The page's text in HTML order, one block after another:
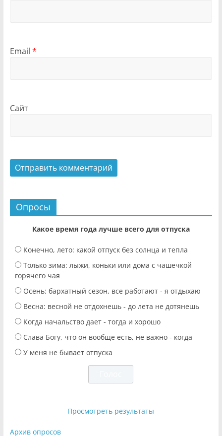
Email *
Сайт
Опросы
Какое время года лучше всего для отпуска
Конечно, лето: какой отпуск без солнца и тепла
Только зима: лыжи, коньки или дома с чашечкой
горячего чая
Осень: бархатный сезон, все работают - я отдыхаю
Весна: весной не отдохнешь - до лета не дотянешь
Когда начальство дает - тогда и хорошо
Слава Богу, что он вообще есть, не важно - когда
У меня не бывает отпуска
Просмотреть результаты
Архив опросов